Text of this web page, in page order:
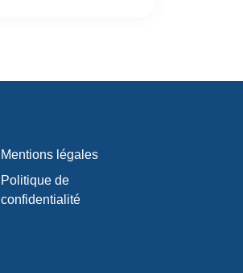
Mentions légales
Politique de
confidentialité